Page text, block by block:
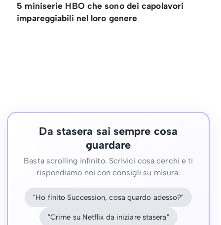
5 miniserie HBO che sono dei capolavori
impareggiabili nel loro genere
Da stasera sai sempre cosa
guardare
Basta scrolling infinito. Scrivici cosa cerchi e ti
rispondiamo noi con consigli su misura.
"Ho finito Succession, cosa guardo adesso?"
"Crime su Netflix da iniziare stasera"